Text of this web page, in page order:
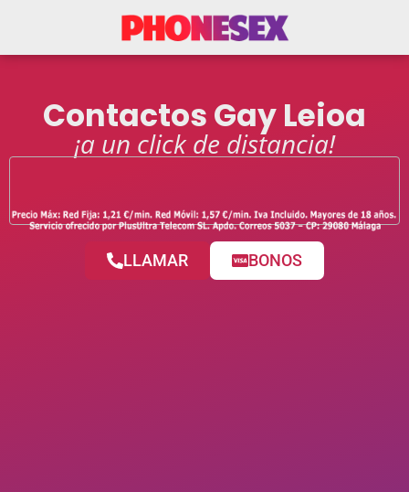
Contactos Gay Leioa
¡a un click de distancia!
LLAMAR BONOS